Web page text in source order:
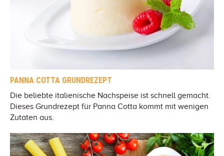
PANNA COTTA GRUNDREZEPT
Die beliebte italienische Nachspeise ist schnell gemacht.
Dieses Grundrezept für Panna Cotta kommt mit wenigen
Zutaten aus.